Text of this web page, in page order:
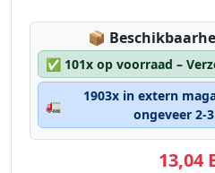
📦 Lagerstatus:
✅ 101x op voorraad –
🚛
1903x in extern
ongeveer 2-
13,04